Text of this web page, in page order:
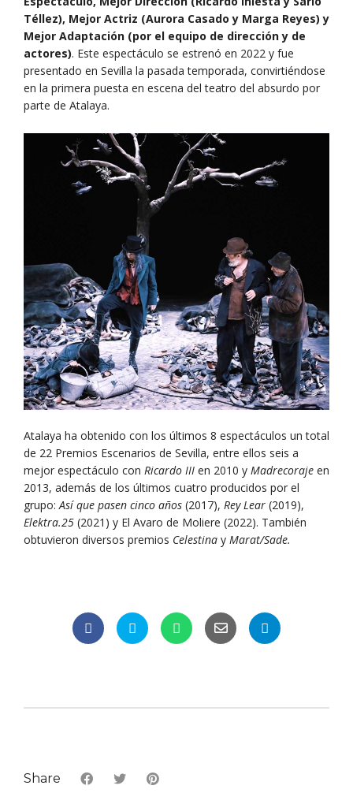
Téllez), Mejor Actriz (Aurora Casado y Marga Reyes) y
Mejor Adaptación (por el equipo de dirección y de
actores). Este espectáculo se estrenó en 2022 y fue
presentado en Sevilla la pasada temporada, convirtiéndose
en la primera puesta en escena del teatro del absurdo por
parte de Atalaya.
Atalaya ha obtenido con los últimos 8 espectáculos un total
de 22 Premios Escenarios de Sevilla, entre ellos seis a
mejor espectáculo con Ricardo III en 2010 y Madrecoraje en
2013, además de los últimos cuatro producidos por el
grupo: Así que pasen cinco años (2017), Rey Lear (2019),
Elektra.25 (2021) y El Avaro de Moliere (2022). También
obtuvieron diversos premios Celestina y Marat/Sade.
Share